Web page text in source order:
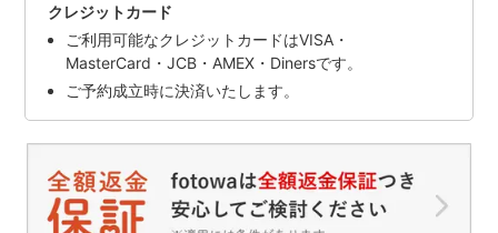
クレジットカード
ご利用可能なクレジットカードはVISA・
MasterCard・JCB・AMEX・Dinersです。
ご予約成立時に決済いたします。